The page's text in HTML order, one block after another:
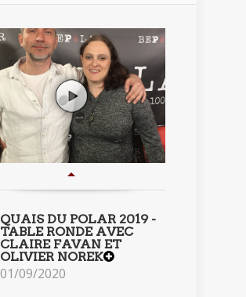
QUAIS DU POLAR 2019 -
TABLE RONDE AVEC
CLAIRE FAVAN ET
OLIVIER NOREK
01/09/2020